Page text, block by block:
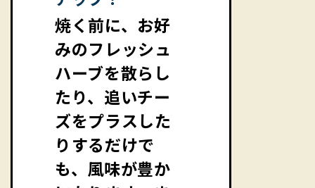
焼く前に、お好
みのフレッシュ
ハーブを散らし
たり、追いチー
ズをプラスした
りするだけで
も、風味が豊か